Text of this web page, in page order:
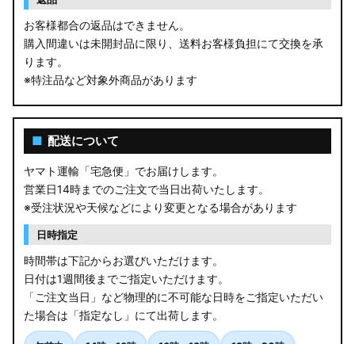
ZC6 BRZ
URJ201 LX570
AGL10W RX450h
USF/UVF4# LS600h
JF5/6 N-BOX カスタム
MK94S/MK54S スペーシア / カスタム
ZCEDS/ZDEDS/ZCDDS/ZDDDS スイフト
AZSH36W/AZSH37W クラウンスポーツ
LA400K コペン
お客様都合の返品はできません。
購入間違いは未開封品に限り、送料お客様負担にて交換を承
ります。
※特注品など対象外商品があります
■ 配送について
ヤマト運輸「宅急便」でお届けします。
営業日14時までのご注文で当日出荷いたします。
※受注状況や天候などにより変更となる場合があります
日時指定
時間帯は下記からお選びいただけます。
日付は1週間後までご指定いただけます。
「ご注文当日」など物理的に不可能な日時をご指定いただい
た場合は「指定なし」にて出荷します。